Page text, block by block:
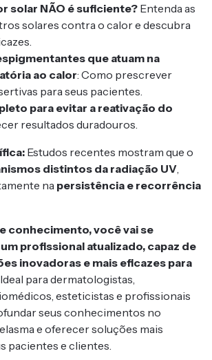
solar NÃO é suficiente? Entenda as
solares contra o calor e descubra
que atuam na
ao calor: Como prescrever
para seus pacientes.
para evitar a reativação do
resultados duradouros.
Estudos recentes mostram que o
distintos da radiação UV
na persistência e recorrência
conhecimento, você vai se
profissional atualizado, capaz de
inovadoras e mais eficazes para
Ideal para dermatologistas,
esteticistas e profissionais
seus conhecimentos no
e oferecer soluções mais
pacientes e clientes.